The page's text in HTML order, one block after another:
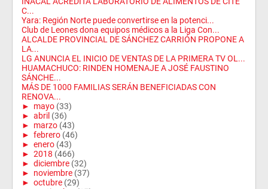
C...
Yara: Región Norte puede convertirse en la potenci...
Club de Leones dona equipos médicos a la Liga Con...
ALCALDE PROVINCIAL DE SÁNCHEZ CARRIÓN PROPONE A
LA...
LG ANUNCIA EL INICIO DE VENTAS DE LA PRIMERA TV OL...
HUAMACHUCO: RINDEN HOMENAJE A JOSÉ FAUSTINO
SÁNCHE...
MÁS DE 1000 FAMILIAS SERÁN BENEFICIADAS CON
RENOVA...
► mayo (33)
► abril (36)
► marzo (43)
► febrero (46)
► enero (43)
► 2018 (466)
► diciembre (32)
► noviembre (37)
► octubre (29)